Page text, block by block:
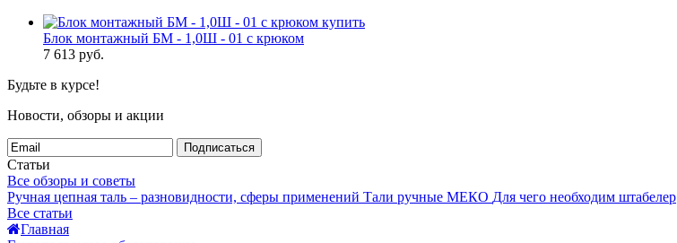
Блок монтажный БМ - 1,0Ш - 01 с крюком
7 613 руб.
Будьте в курсе!
Новости, обзоры и акции
Подписаться
Статьи
Все обзоры и советы
Ручная цепная таль – разновидности, сферы применений Тали ручные МЕКО Для чего необходим штабелер
Все статьи
Главная